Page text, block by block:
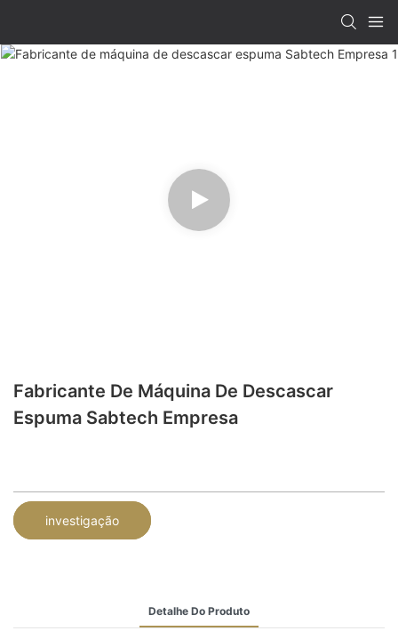
Fabricante De Máquina De Descascar
Espuma Sabtech Empresa
investigação
Detalhe Do Produto